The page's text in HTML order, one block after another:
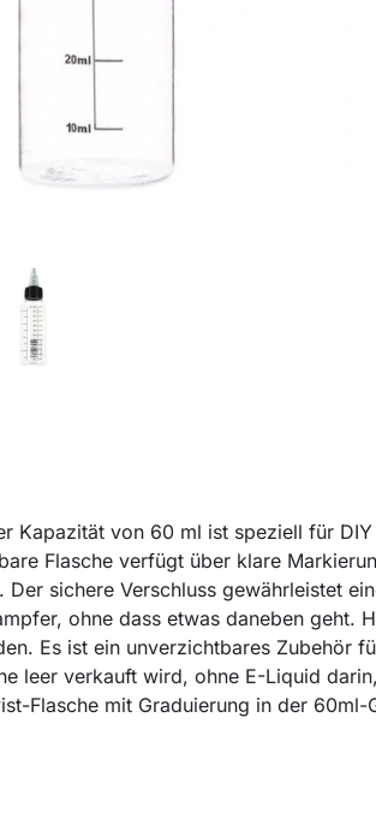
Kapazität von 60 ml ist speziell für
Flasche verfügt über klare
sichere Verschluss gewährleistet
ohne dass etwas daneben
Es ist ein unverzichtbares Zubehör
leer verkauft wird, ohne E-Liquid
Flasche mit Graduierung in der